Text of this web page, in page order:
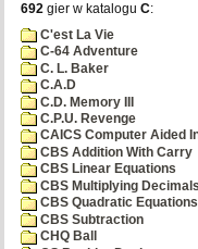
692 gier w katalogu C:
C'est La Vie
C-64 Adventure
C. L. Baker
C.A.D
C.D. Memory III
C.P.U. Revenge
CAICS Computer Aided
CBS Addition With Carry
CBS Linear Equations
CBS Multiplying
CBS Quadratic Equations
CBS Subtraction
CHQ Ball